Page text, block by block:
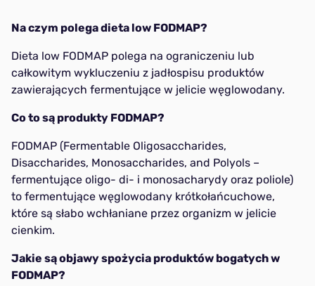
Na czym polega dieta low FODMAP?
Dieta low FODMAP polega na ograniczeniu lub
całkowitym wykluczeniu z jadłospisu produktów
zawierających fermentujące w jelicie węglowodany.
Co to są produkty FODMAP?
FODMAP (Fermentable Oligosaccharides,
Disaccharides, Monosaccharides, and Polyols –
fermentujące oligo- di- i monosacharydy oraz poliole)
to fermentujące węglowodany krótkołańcuchowe,
które są słabo wchłaniane przez organizm w jelicie
cienkim.
Jakie są objawy spożycia produktów bogatych w
FODMAP?